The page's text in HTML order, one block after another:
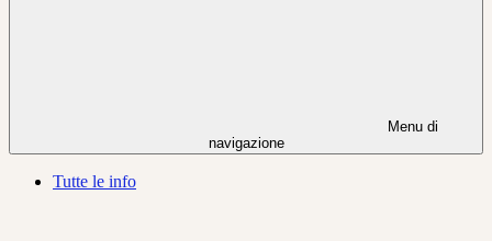
Menu di
navigazione
Tutte le info